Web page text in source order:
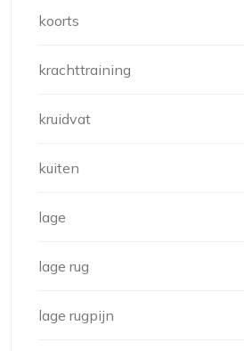
koorts
krachttraining
kruidvat
kuiten
lage
lage rug
lage rugpijn